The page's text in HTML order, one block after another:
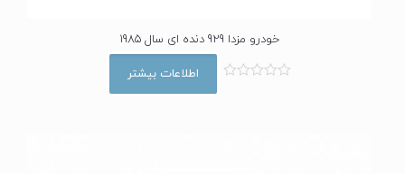
خودرو مزدا 929 دنده ای سال 1985
اطلاعات بیشتر